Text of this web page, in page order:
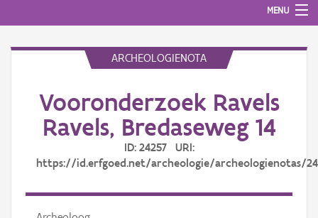
MENU
Aanmelden
ARCHEOLOGIENOTA
Vooronderzoek Ravels
Ravels, Bredaseweg 14
ID: 24257 URI:
https://id.erfgoed.net/archeologie/archeologienotas/